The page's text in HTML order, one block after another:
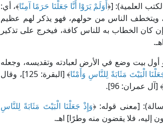
أَوَلَمْ يَرَوْا أَنَّا جَعَلْنَا حَرَمًا آمِنًا﴾، أي:
ويتخطف الناس من حولهم، فهو يذكر لهم عظيم
كان الخطاب به للناس كافة، فيخرج على تذكير
بيت وضع في الأرض لعبادته وتقديسه، وجعله
الْبَيْتَ مَثَابَةً لِلنَّاسِ وَأَمْنًا
﴾ [البقرة: 125]، وقال
﴾ [آل عمران: 96].
وَإِذْ جَعَلْنَا الْبَيْتَ مَثَابَةً لِلنَّاسِ
إليه، فلا يقضون منه وطرًا] اهـ.